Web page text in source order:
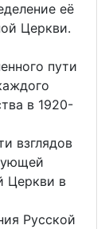
её
Церкви.
пути
в 1920-
взглядов
Церкви в
Русской